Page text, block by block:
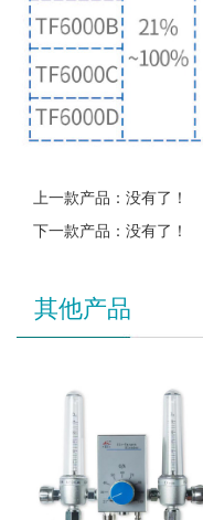
上一款产品：没有了！
下一款产品：没有了！
其他产品